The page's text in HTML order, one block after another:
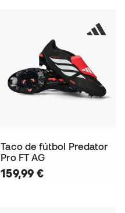
Taco de fútbol Predator
Pro FT AG
159,99 €